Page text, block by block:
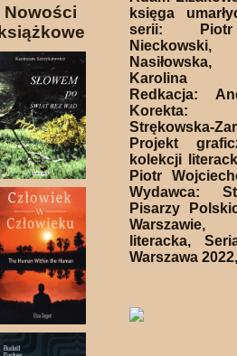
Nowości
książkowe
księga
serii: Piotr
Nasiłowska,
Karolina
Redkacja:
Korekta:
Strękowska-
Projekt
kolekcji
Piotr
Wydawca:
Pisarzy
literacka,
Warszawa